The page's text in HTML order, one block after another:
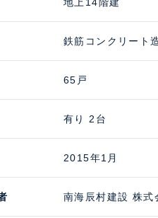
地上14階建
鉄筋コンクリート
65戸
有り 2台
2015年1月
南海辰村建設 株式